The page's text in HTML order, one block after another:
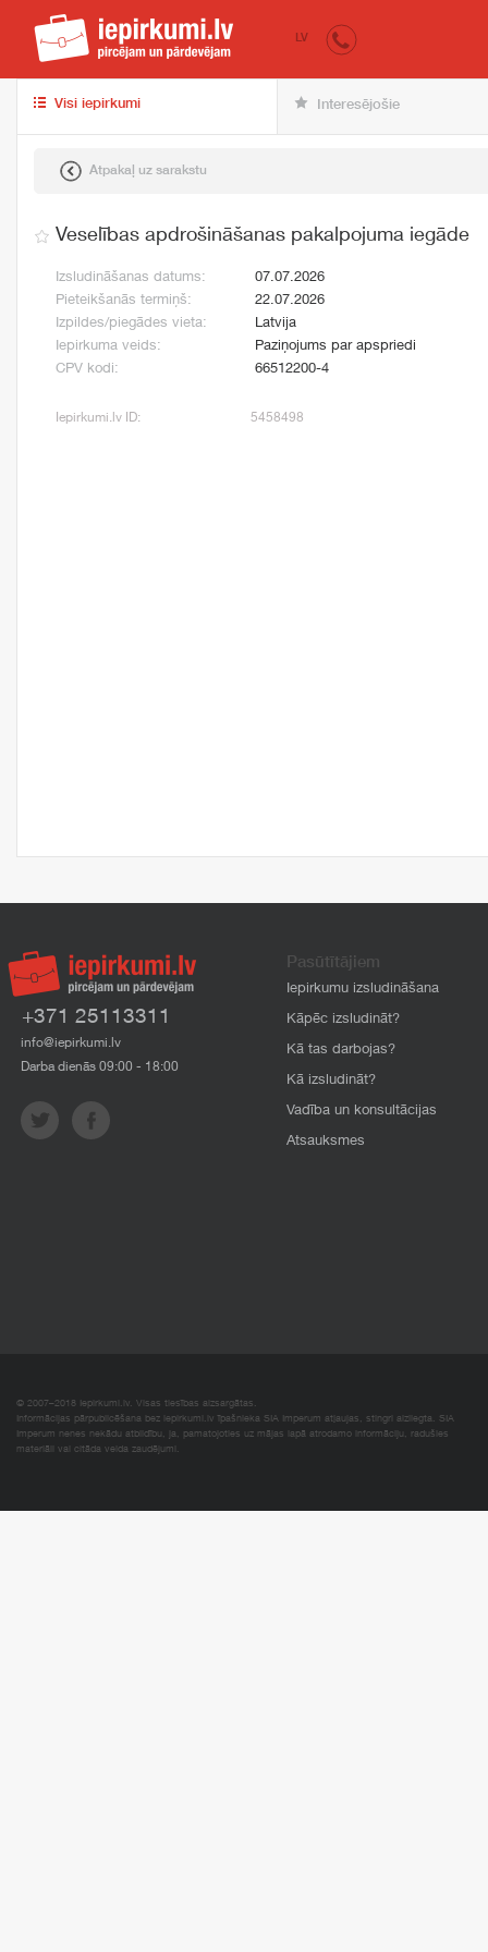
iepirkumi.lv
LV
Visi iepirkumi Interesējošie
Atpakaļ uz sarakstu
Veselības apdrošināšanas pakalpojuma iegāde
Izsludināšanas datums:
07.07.2026
Pieteikšanās termiņš:
22.07.2026
Izpildes/piegādes vieta:
Latvija
Iepirkuma veids:
Paziņojums par apspriedi
CPV kodi:
66512200-4
Iepirkumi.lv ID: 5458498
+371 25113311
info@iepirkumi.lv
Darba dienās 09:00 - 18:00
Pasūtītājiem
Iepirkumu izsludināšana
Kāpēc izsludināt?
Kā tas darbojas?
Kā izsludināt?
Vadība un konsultācijas
Atsauksmes
© 2007–2018 Iepirkumi.lv. Visas tiesības aizsargātas.
Informācijas pārpublicēšana bez iepirkumi.lv īpašnieka SIA Imperum atļaujas, stingri aizliegta. SIA
Imperum nenes nekādu atbildību, ja, pamatojoties uz mājas lapā atrodamo informāciju, radušies
materiāli vai citāda veida zaudējumi.